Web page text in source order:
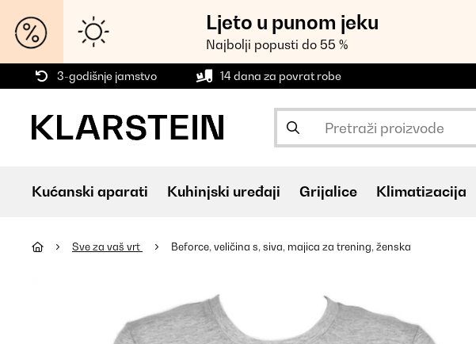
Ljeto u punom jeku
Najbolji popusti do 55 %
3-godišnje jamstvo 14 dana za povrat robe
Kućanski aparati Kuhinjski uređaji Grijalice Klimatizacija
Sve za vaš vrt Beforce, veličina s, siva, majica za trening, ženska